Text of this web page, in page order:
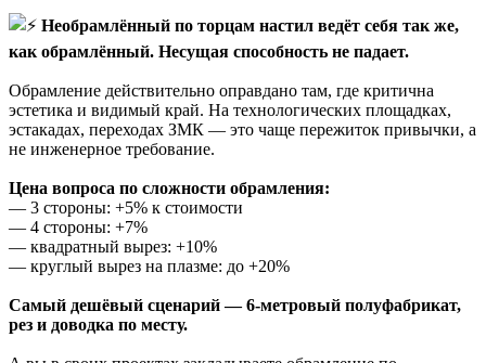
Необрамлённый по торцам настил ведёт себя так же,
как обрамлённый. Несущая способность не падает.
Обрамление действительно оправдано там, где критична
эстетика и видимый край. На технологических площадках,
эстакадах, переходах ЗМК — это чаще пережиток привычки, а
не инженерное требование.
Цена вопроса по сложности обрамления:
— 3 стороны: +5% к стоимости
— 4 стороны: +7%
— квадратный вырез: +10%
— круглый вырез на плазме: до +20%
Самый дешёвый сценарий — 6-метровый полуфабрикат,
рез и доводка по месту.